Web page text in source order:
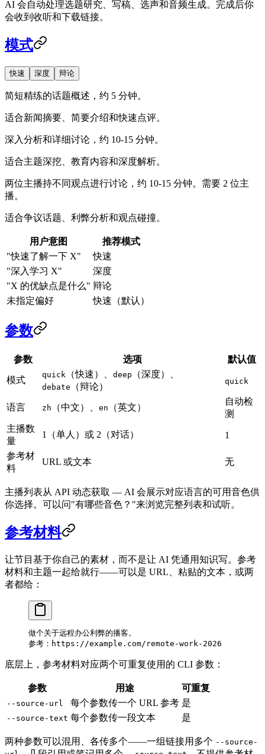
AI 会自动处理选题研究、写稿、选声和音频生成。完成后你
会收到收听和下载链接。
模式
快速 深度 辩论
简短精练的话题概述，约 5 分钟。
适合新闻摘要、简要介绍和快速点评。
深入分析和详细讨论，约 10-15 分钟。
适合主题深挖、教育内容和深度解析。
两位主播持不同观点进行讨论，约 10-15 分钟。需要 2 位主
播。
适合争议话题、利弊分析和观点碰撞。
用户意图
推荐模式
"快速了解一下 X"
快速
"深入学习 X"
深度
"X 的优缺点是什么" 辩论
未指定偏好
快速（默认）
参数
参数 选项 默认值
模式
quick （快速）、 deep （深度）、
debate （辩论）
quick
语言 zh （中文）、 en （英文）
自动检
测
主播数
量
1（单人）或 2（对话） 1
参考材
料
URL 或文本 无
主播列表从 API 动态获取 — AI 会展示对应语言的可用音色供
你选择。可以问"有哪些音色？"来浏览完整列表和试听。
参考材料
让节目基于你自己的素材，而不是让 AI 凭通用知识写。参考
材料和主题一起给就行——可以是 URL、粘贴的文本，或两
者都给：
做个关于远程办公利弊的播客。
参考：https://example.com/remote-work-2026
底层上，参考材料对应两个可重复使用的 CLI 参数：
参数 用途 可重复
--source-url 每个参数传一个 URL 参考 是
--source-text 每个参数传一段文本 是
两种参数可以混用、各传多个——一组链接用多个 --source-